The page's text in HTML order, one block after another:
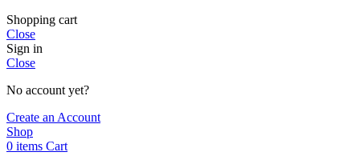
Shopping cart
Close
Sign in
Close
No account yet?
Create an Account
Shop
0 items Cart